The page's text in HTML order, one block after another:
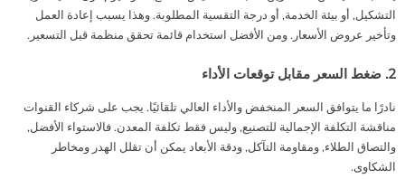
التشكيل, أو بيئة الخدمة, أو درجة التقسية المطلوبة. وهذا يسبب إعادة العمل
وتأخير عروض الأسعار. ومن الأفضل استخدام قائمة تحقق منظمة قبل التسعير.
2. ضغط السعر مقابل توقعات الأداء
نادرًا ما يتوافق السعر المنخفض والأداء العالي تلقائيًا. يجب على شركاء القنوات
مناقشة التكلفة الإجمالية للتصنيع, وليس فقط تكلفة المعدن. فالاستواء الأفضل,
والتصاق الطلاء, ومقاومة التآكل, ودقة الأبعاد يمكن أن تقلل الهدر ومخاطر
الشكاوى.